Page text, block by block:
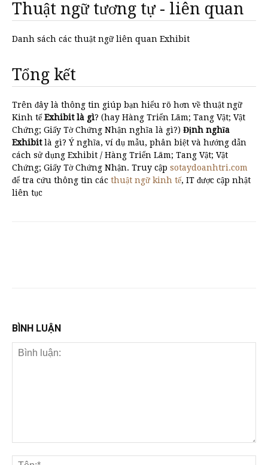
Thuật ngữ tương tự - liên quan
Danh sách các thuật ngữ liên quan Exhibit
Tổng kết
Trên đây là thông tin giúp bạn hiểu rõ hơn về thuật ngữ
Kinh tếExhibit là gì? (hay Hàng Triển Lãm; Tang Vật; Vật
Chứng; Giấy Tờ Chứng Nhận nghĩa là gì?) Định nghĩa
Exhibitlà gì? Ý nghĩa, ví dụ mẫu, phân biệt và hướng dẫn
cách sử dụng Exhibit / Hàng Triển Lãm; Tang Vật; Vật
Chứng; Giấy Tờ Chứng Nhận. Truy cập sotaydoanhtri.com
để tra cứu thông tin các thuật ngữ kinh tế, IT được cập nhật
liên tục
BÌNH LUẬN